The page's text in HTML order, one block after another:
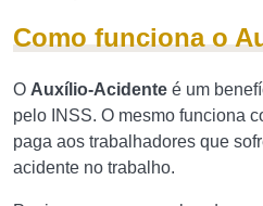
Como funciona o
O Auxílio-Acidente é um
pelo INSS. O mesmo funciona
paga aos trabalhadores que
acidente no trabalho.